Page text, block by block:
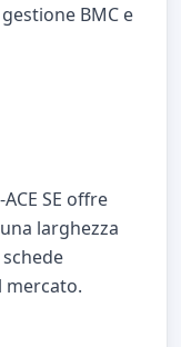
BMC e
SE offre
larghezza
mercato.